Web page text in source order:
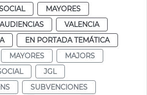
MAYORES
VALENCIA
EN PORTADA TEMÁTICA
MAYORES
MAJORS
JGL
SUBVENCIONES